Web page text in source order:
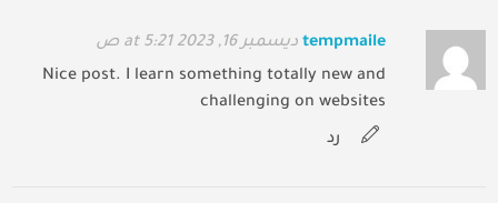
tempmaile ديسمبر 16, 2023 at 5:21 ص
Nice post. I learn something totally new and
challenging on websites
رد